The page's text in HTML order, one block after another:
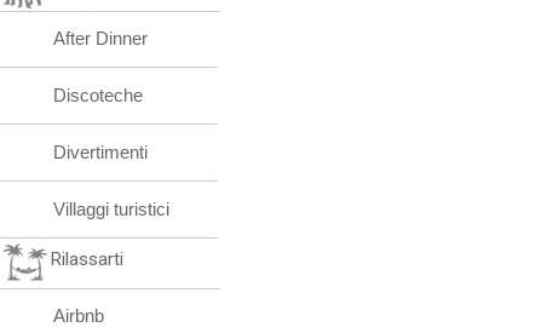
After Dinner
Discoteche
Divertimenti
Villaggi turistici
Rilassarti
Airbnb